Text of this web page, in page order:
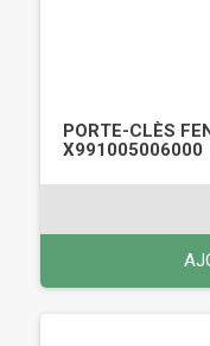
PORTE-CLÈS
X991005006000